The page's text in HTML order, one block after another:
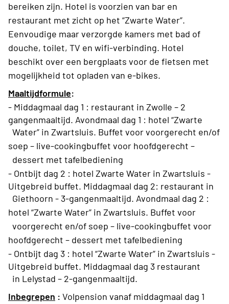
bereiken zijn. Hotel is voorzien van bar en
restaurant met zicht op het “Zwarte Water”.
Eenvoudige maar verzorgde kamers met bad of
douche, toilet, TV en wifi-verbinding. Hotel
beschikt over een bergplaats voor de fietsen met
mogelijkheid tot opladen van e-bikes.
Maaltijdformule:
- Middagmaal dag 1 : restaurant in Zwolle – 2
gangenmaaltijd. Avondmaal dag 1 : hotel “Zwarte
Water” in Zwartsluis. Buffet voor voorgerecht en/of
soep – live-cookingbuffet voor hoofdgerecht –
dessert met tafelbediening
- Ontbijt dag 2 : hotel Zwarte Water in Zwartsluis -
Uitgebreid buffet. Middagmaal dag 2: restaurant in
Giethoorn - 3-gangenmaaltijd. Avondmaal dag 2 :
hotel “Zwarte Water” in Zwartsluis. Buffet voor
voorgerecht en/of soep – live-cookingbuffet voor
hoofdgerecht – dessert met tafelbediening
- Ontbijt dag 3 : hotel “Zwarte Water” in Zwartsluis -
Uitgebreid buffet. Middagmaal dag 3 restaurant
in Lelystad – 2-gangenmaaltijd.
Inbegrepen : Volpension vanaf middagmaal dag 1